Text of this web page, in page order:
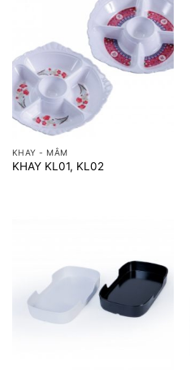
KHAY - MÂM
KHAY KL01, KL02